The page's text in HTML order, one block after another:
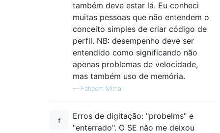
também deve estar lá. Eu conheci
muitas pessoas que não entendem o
conceito simples de criar código de
perfil. NB: desempenho deve ser
entendido como significando não
apenas problemas de velocidade,
mas também uso de memória.
— Faheem Mitha
Erros de digitação: "probelms" e
"enterrado". O SE não me deixou